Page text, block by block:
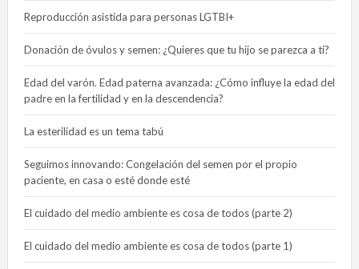
Reproducción asistida para personas LGTBI+
Donación de óvulos y semen: ¿Quieres que tu hijo se parezca a ti?
Edad del varón. Edad paterna avanzada: ¿Cómo influye la edad del
padre en la fertilidad y en la descendencia?
La esterilidad es un tema tabú
Seguimos innovando: Congelación del semen por el propio
paciente, en casa o esté donde esté
El cuidado del medio ambiente es cosa de todos (parte 2)
El cuidado del medio ambiente es cosa de todos (parte 1)